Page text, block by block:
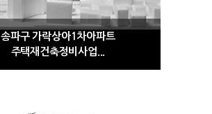
송파구 가락상아1차아파트
주택재건축정비사업...